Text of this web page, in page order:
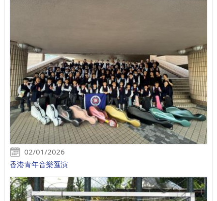
02/01/2026
香港青年音樂匯演